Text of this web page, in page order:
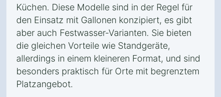
Küchen. Diese Modelle sind in der Regel für
den Einsatz mit Gallonen konzipiert, es gibt
aber auch Festwasser-Varianten. Sie bieten
die gleichen Vorteile wie Standgeräte,
allerdings in einem kleineren Format, und sind
besonders praktisch für Orte mit begrenztem
Platzangebot.